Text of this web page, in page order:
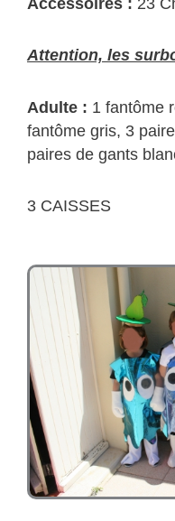
Attention, les
Adulte : 1 fantôme
fantôme gris, 3
paires de gants
3 CAISSES